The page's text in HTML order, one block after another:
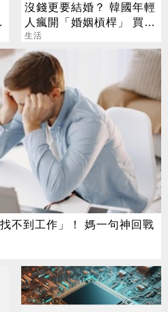
沒錢更要結婚？ 韓國年輕
人瘋開「婚姻槓桿」 買房
拚翻轉階級
生活
不到工作」！ 媽一句神回戰